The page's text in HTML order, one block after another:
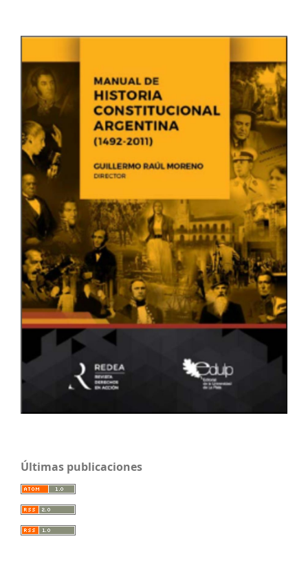
Últimas publicaciones